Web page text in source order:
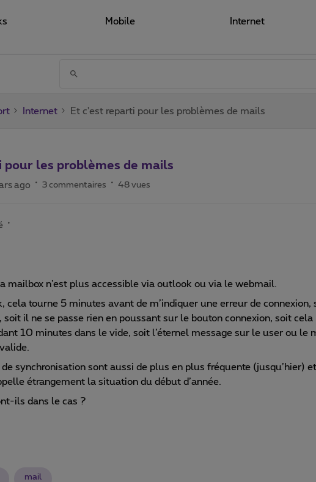
Mobile Internet
Internet Et c'est reparti pour les problèmes de mails
pour les problèmes de mails
ago 3 commentaires 48 vues
mailbox n’est plus accessible via outlook ou via le webmail.
cela tourne 5 minutes avant de m’indiquer une erreur de connexion,
soit il ne se passe rien en poussant sur le bouton connexion, soit cela
10 minutes dans le vide, soit l’éternel message sur le user ou le
de synchronisation sont aussi de plus en plus fréquente (jusqu’hier) et
étrangement la situation du début d’année.
ils dans le cas ?
mail